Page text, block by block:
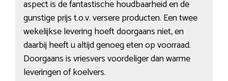
aspect is de fantastische houdbaarheid en de
gunstige prijs t.o.v. versere producten. Een twee
wekelijkse levering hoeft doorgaans niet, en
daarbij heeft u altijd genoeg eten op voorraad.
Doorgaans is vriesvers voordeliger dan warme
leveringen of koelvers.